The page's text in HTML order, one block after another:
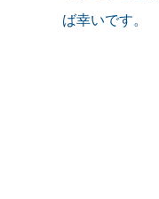
ば幸いです。